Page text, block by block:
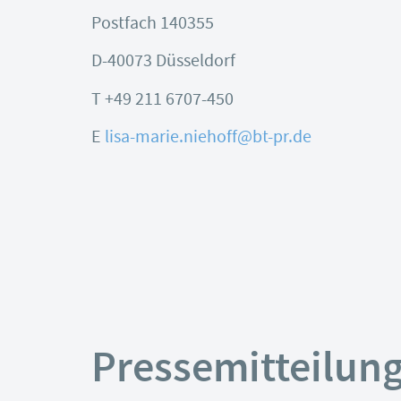
Postfach 140355
D-40073 Düsseldorf
T +49 211 6707-450
E lisa-marie.niehoff@bt-pr.de